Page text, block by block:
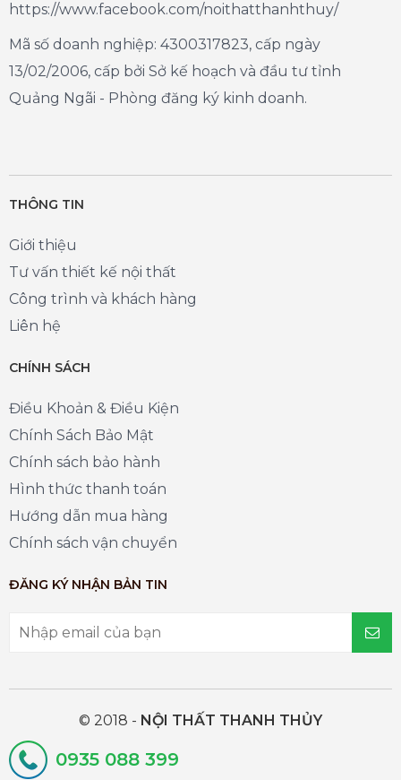
0935 088 399
https://www.facebook.com/noithatthanhthuy/
Mã số doanh nghiệp: 4300317823, cấp ngày
13/02/2006, cấp bởi Sở kế hoạch và đầu tư tỉnh
Quảng Ngãi - Phòng đăng ký kinh doanh.
THÔNG TIN
Giới thiệu
Tư vấn thiết kế nội thất
Công trình và khách hàng
Liên hệ
CHÍNH SÁCH
Điều Khoản & Điều Kiện
Chính Sách Bảo Mật
Chính sách bảo hành
Hình thức thanh toán
Hướng dẫn mua hàng
Chính sách vận chuyển
ĐĂNG KÝ NHẬN BẢN TIN
© 2018 - NỘI THẤT THANH THỦY